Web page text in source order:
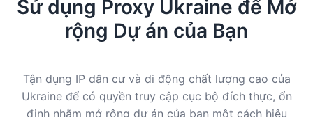
Sử dụng Proxy Ukraine để Mở
rộng Dự án của Bạn
Tận dụng IP dân cư và di động chất lượng cao của
Ukraine để có quyền truy cập cục bộ đích thực, ổn
định nhằm mở rộng dự án của bạn một cách hiệu